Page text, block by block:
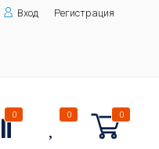
Вход Регистрация
0 0 0